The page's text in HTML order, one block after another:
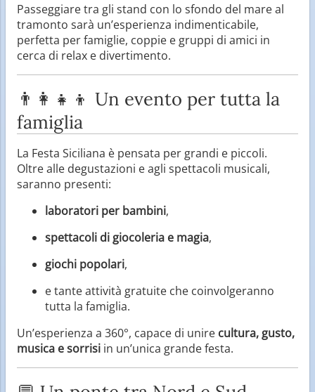
Passeggiare tra gli stand con lo sfondo del mare al
tramonto sarà un’esperienza indimenticabile,
perfetta per famiglie, coppie e gruppi di amici in
cerca di relax e divertimento.
👨‍👩‍👧‍👦 Un evento per tutta la
famiglia
La Festa Siciliana è pensata per grandi e piccoli.
Oltre alle degustazioni e agli spettacoli musicali,
saranno presenti:
laboratori per bambini,
spettacoli di giocoleria e magia,
giochi popolari,
e tante attività gratuite che coinvolgeranno
tutta la famiglia.
Un’esperienza a 360°, capace di unire cultura, gusto,
musica e sorrisi in un’unica grande festa.